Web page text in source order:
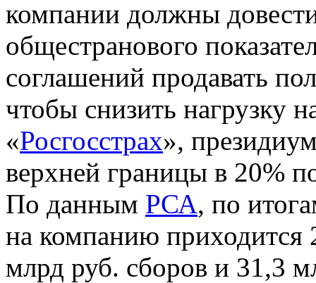
компании должны
общестранового
соглашений продавать
чтобы снизить нагрузку
«Росгосстрах»,
верхней границы в 20%
По данным РСА, по
на компанию
млрд руб. сборов и 31,3